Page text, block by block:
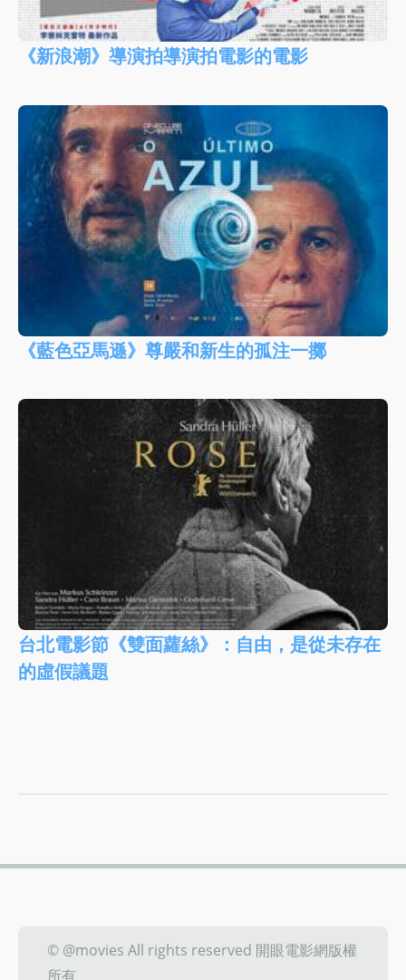
《新浪潮》導演拍導演拍電影的電影
《藍色亞馬遜》尊嚴和新生的孤注一擲
台北電影節《雙面蘿絲》：自由，是從未存在
的虛假議題
© @movies All rights reserved 開眼電影網版權
所有